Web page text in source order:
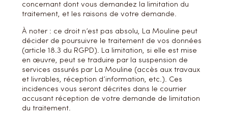
concernant dont vous demandez la limitation du
traitement, et les raisons de votre demande.
À noter : ce droit n’est pas absolu, La Mouline peut
décider de poursuivre le traitement de vos données
(article 18.3 du RGPD). La limitation, si elle est mise
en œuvre, peut se traduire par la suspension de
services assurés par La Mouline (accès aux travaux
et livrables, réception d’information, etc.). Ces
incidences vous seront décrites dans le courrier
accusant réception de votre demande de limitation
du traitement.